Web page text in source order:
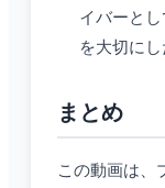
イバーと
を大切に
まとめ
この動画は、